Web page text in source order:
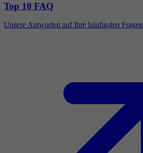
Top 10 FAQ
Unsere Antworten auf Ihre häufigsten Fragen